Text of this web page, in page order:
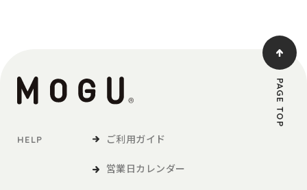
HELP ご利用ガイド
営業日カレンダー
PAGE TOP